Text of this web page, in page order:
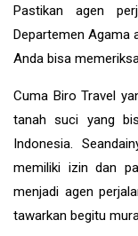
Pastikan agen
Departemen Agama
Anda bisa
Cuma Biro Travel
tanah suci yang
Indonesia.
memiliki izin dan
menjadi agen
tawarkan begitu